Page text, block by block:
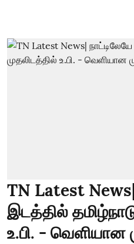
TN Latest
இடத்தில்
உ.பி. - வெளியான